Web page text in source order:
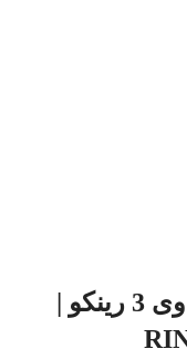
پاد جلی باکس وی 3 رینکو |